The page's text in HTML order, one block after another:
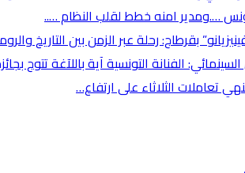
….ومدير امنه خطط لقلب النظام …..
بقرطاج: رحلة عبر الزمن بين التاريخ
الفنانة التونسية آية باللآغة تتوج
تعاملات الثلاثاء على ارتفاع…